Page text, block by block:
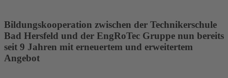
Bildungskooperation zwischen der Technikerschule
Bad Hersfeld und der EngRoTec Gruppe nun bereits
seit 9 Jahren mit erneuertem und erweitertem
Angebot